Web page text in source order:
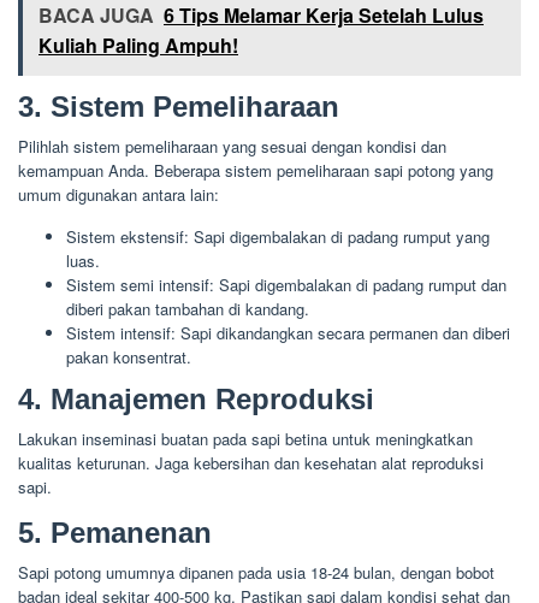
BACA JUGA 6 Tips Melamar Kerja Setelah Lulus
Kuliah Paling Ampuh!
3. Sistem Pemeliharaan
Pilihlah sistem pemeliharaan yang sesuai dengan kondisi dan
kemampuan Anda. Beberapa sistem pemeliharaan sapi potong yang
umum digunakan antara lain:
Sistem ekstensif: Sapi digembalakan di padang rumput yang
luas.
Sistem semi intensif: Sapi digembalakan di padang rumput dan
diberi pakan tambahan di kandang.
Sistem intensif: Sapi dikandangkan secara permanen dan diberi
pakan konsentrat.
4. Manajemen Reproduksi
Lakukan inseminasi buatan pada sapi betina untuk meningkatkan
kualitas keturunan. Jaga kebersihan dan kesehatan alat reproduksi
sapi.
5. Pemanenan
Sapi potong umumnya dipanen pada usia 18-24 bulan, dengan bobot
badan ideal sekitar 400-500 kg. Pastikan sapi dalam kondisi sehat dan